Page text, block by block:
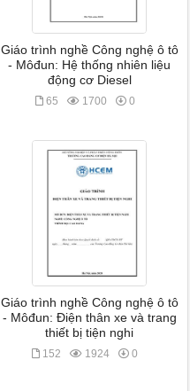
Giáo trình nghề Công nghệ ô tô
- Môđun: Hệ thống nhiên liệu
động cơ Diesel
65 1700 0
Giáo trình nghề Công nghệ ô tô
- Môđun: Điện thân xe và trang
thiết bị tiện nghi
152 1924 0